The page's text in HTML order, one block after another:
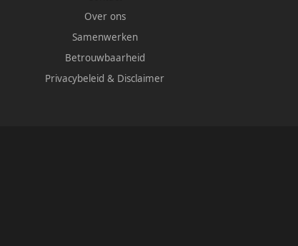
Over ons
Samenwerken
Betrouwbaarheid
Privacybeleid & Disclaimer